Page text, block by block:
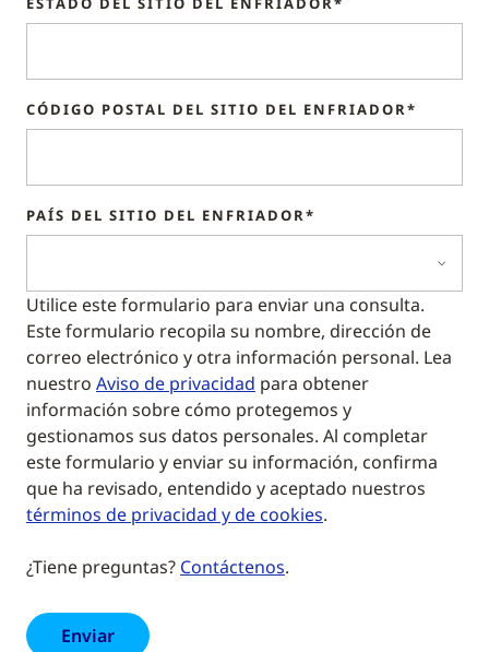
CÓDIGO POSTAL DEL SITIO DEL ENFRIADOR*
PAÍS DEL SITIO DEL ENFRIADOR*
Utilice este formulario para enviar una consulta.
Este formulario recopila su nombre, dirección de
correo electrónico y otra información personal. Lea
nuestro Aviso de privacidad para obtener
información sobre cómo protegemos y
gestionamos sus datos personales. Al completar
este formulario y enviar su información, confirma
que ha revisado, entendido y aceptado nuestros
términos de privacidad y de cookies.
¿Tiene preguntas? Contáctenos.